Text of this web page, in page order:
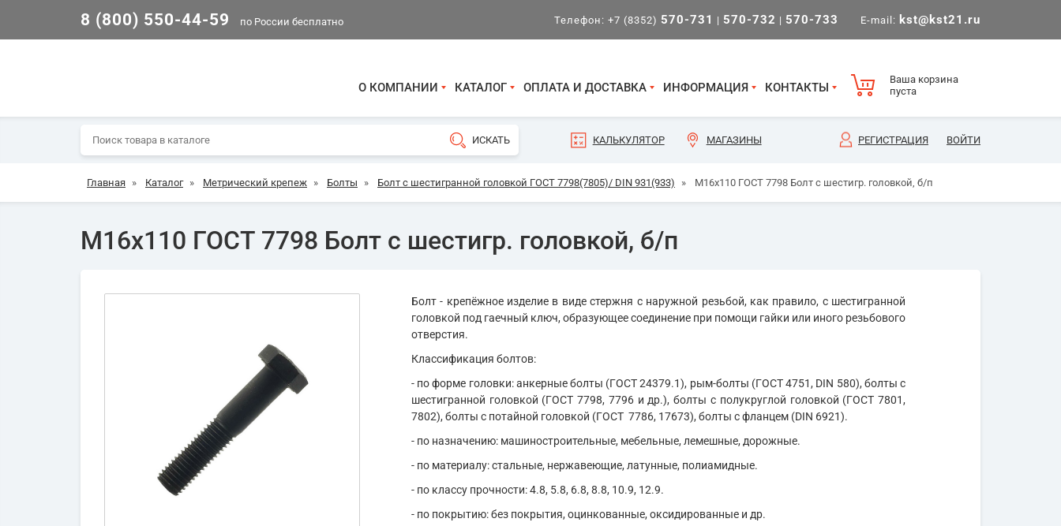
8 (800) 550-44-59 по России бесплатно Телефон: +7 (8352) 570-731 | 570-732 | 570-733 E-mail: kst@kst21.ru
О КОМПАНИИ КАТАЛОГ ОПЛАТА И ДОСТАВКА ИНФОРМАЦИЯ КОНТАКТЫ
Ваша корзина
пуста
КАЛЬКУЛЯТОР МАГАЗИНЫ РЕГИСТРАЦИЯ ВОЙТИ
Главная » Каталог » Метрический крепеж » Болты » Болт с шестигранной головкой ГОСТ 7798(7805)/ DIN 931(933) » М16х110 ГОСТ 7798 Болт с шестигр. головкой, б/п
М16х110 ГОСТ 7798 Болт с шестигр. головкой, б/п
Болт - крепёжное изделие в виде стержня с наружной резьбой, как правило, с шестигранной
головкой под гаечный ключ, образующее соединение при помощи гайки или иного резьбового
отверстия.
Классификация болтов:
- по форме головки: анкерные болты (ГОСТ 24379.1), рым-болты (ГОСТ 4751, DIN 580), болты с
шестигранной головкой (ГОСТ 7798, 7796 и др.), болты с полукруглой головкой (ГОСТ 7801,
7802), болты с потайной головкой (ГОСТ 7786, 17673), болты с фланцем (DIN 6921).
- по назначению: машиностроительные, мебельные, лемешные, дорожные.
- по материалу: стальные, нержавеющие, латунные, полиамидные.
- по классу прочности: 4.8, 5.8, 6.8, 8.8, 10.9, 12.9.
- по покрытию: без покрытия, оцинкованные, оксидированные и др.